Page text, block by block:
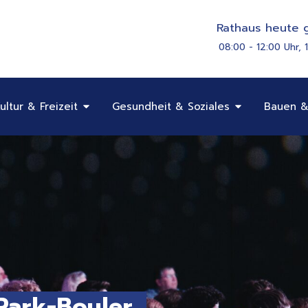
Rathaus heute
08:00 - 12:00 Uhr,
& Freizeit Öffne Bildung, Kultur & Freizeit
Gesundheit & Soziales Öffne Bauen